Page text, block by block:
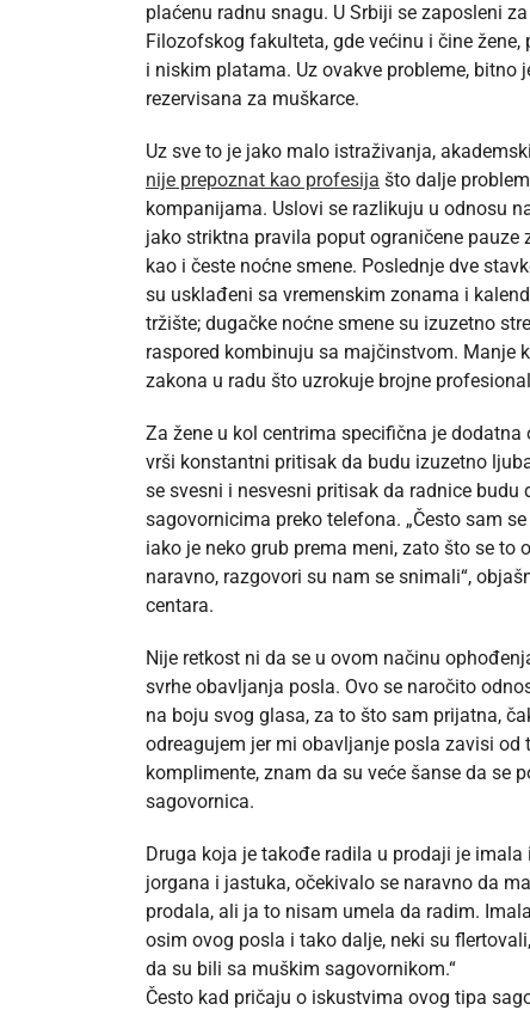
plaćenu radnu snagu. U Srbiji se zaposleni
Filozofskog fakulteta, gde većinu i čine
i niskim platama. Uz ovakve probleme,
rezervisana za muškarce.
Uz sve to je jako malo istraživanja,
nije prepoznat kao profesija što dalje
kompanijama. Uslovi se razlikuju u odnosu
jako striktna pravila poput ograničene pauze
kao i česte noćne smene. Poslednje dve
su usklađeni sa vremenskim zonama i
tržište; dugačke noćne smene su izuzetno
raspored kombinuju sa majčinstvom. Manje
zakona u radu što uzrokuje brojne
Za žene u kol centrima specifična je
vrši konstantni pritisak da budu izuzetno
se svesni i nesvesni pritisak da radnice
sagovornicima preko telefona. „Često sam
iako je neko grub prema meni, zato što se to
naravno, razgovori su nam se snimali“,
centara.
Nije retkost ni da se u ovom načinu
svrhe obavljanja posla. Ovo se naročito
na boju svog glasa, za to što sam prijatna,
odreagujem jer mi obavljanje posla zavisi
komplimente, znam da su veće šanse da se
sagovornica.
Druga koja je takođe radila u prodaji je
jorgana i jastuka, očekivalo se naravno da
prodala, ali ja to nisam umela da radim.
osim ovog posla i tako dalje, neki su
da su bili sa muškim sagovornikom.“
Često kad pričaju o iskustvima ovog tipa